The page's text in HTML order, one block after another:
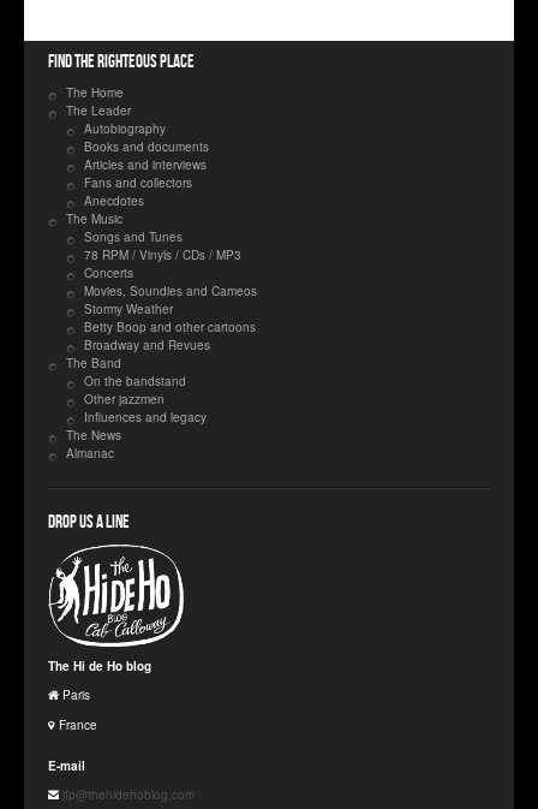
Find the righteous place
The Home
The Leader
Autobiography
Books and documents
Articles and interviews
Fans and collectors
Anecdotes
The Music
Songs and Tunes
78 RPM / Vinyls / CDs / MP3
Concerts
Movies, Soundies and Cameos
Stormy Weather
Betty Boop and other cartoons
Broadway and Revues
The Band
On the bandstand
Other jazzmen
Influences and legacy
The News
Almanac
Drop us a line
The Hi de Ho blog
Paris
France
E-mail
jfp@thehidehoblog.com